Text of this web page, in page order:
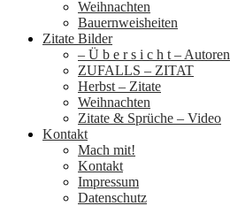
Weihnachten
Bauernweisheiten
Zitate Bilder
– Ü b e r s i c h t – Autoren
ZUFALLS – ZITAT
Herbst – Zitate
Weihnachten
Zitate & Sprüche – Video
Kontakt
Mach mit!
Kontakt
Impressum
Datenschutz